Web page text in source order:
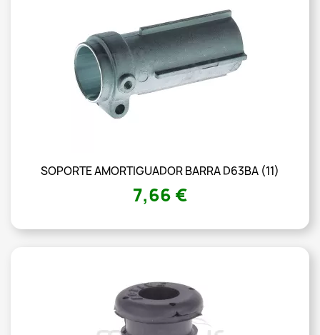
SOPORTE AMORTIGUADOR BARRA D63BA (11)
7,66 €